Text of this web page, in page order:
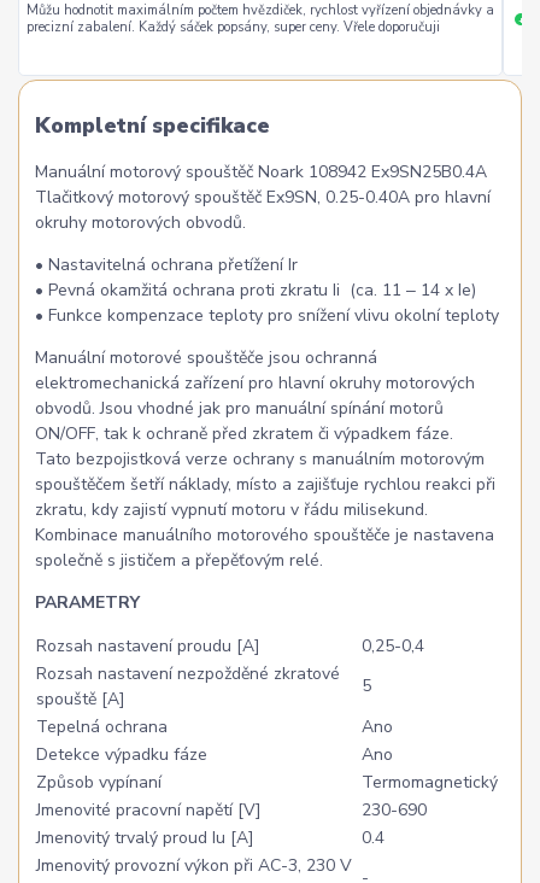
Můžu hodnotit maximálním počtem hvězdiček, rychlost vyřízení objednávky a
precizní zabalení. Každý sáček popsány, super ceny. Vřele doporučuji
+
Kompletní specifikace
Manuální motorový spouštěč Noark 108942 Ex9SN25B0.4A
Tlačitkový motorový spouštěč Ex9SN, 0.25-0.40A pro hlavní
okruhy motorových obvodů.
• Nastavitelná ochrana přetížení Ir
• Pevná okamžitá ochrana proti zkratu Ii (ca. 11 ‒ 14 x Ie)
• Funkce kompenzace teploty pro snížení vlivu okolní teploty
Manuální motorové spouštěče jsou ochranná
elektromechanická zařízení pro hlavní okruhy motorových
obvodů. Jsou vhodné jak pro manuální spínání motorů
ON/OFF, tak k ochraně před zkratem či výpadkem fáze.
Tato bezpojistková verze ochrany s manuálním motorovým
spouštěčem šetří náklady, místo a zajišťuje rychlou reakci při
zkratu, kdy zajistí vypnutí motoru v řádu milisekund.
Kombinace manuálního motorového spouštěče je nastavena
společně s jističem a přepěťovým relé.
PARAMETRY
Rozsah nastavení proudu [A]
0,25-0,4
Rozsah nastavení nezpožděné zkratové
spouště [A]
5
Tepelná ochrana
Ano
Detekce výpadku fáze
Ano
Způsob vypínaní
Termomagnetický
Jmenovité pracovní napětí [V]
230-690
Jmenovitý trvalý proud Iu [A]
0.4
Jmenovitý provozní výkon při AC-3, 230 V
-